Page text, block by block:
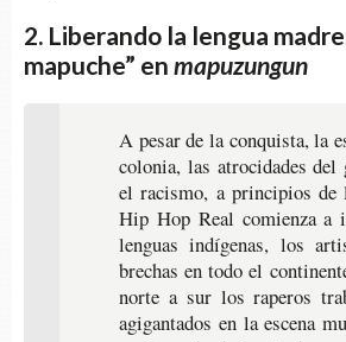
2. Liberando la lengua
mapuche” en mapuzungun
A pesar de la con­quis­ta, la
colo­nia, las atro­ci­da­des
el racis­mo, a prin­ci­pios de
Hip Hop Real comien­za a
len­guas indí­ge­nas, los
bre­chas en todo el
norte a sur los rape­ros
agi­gan­ta­dos en la esce­na